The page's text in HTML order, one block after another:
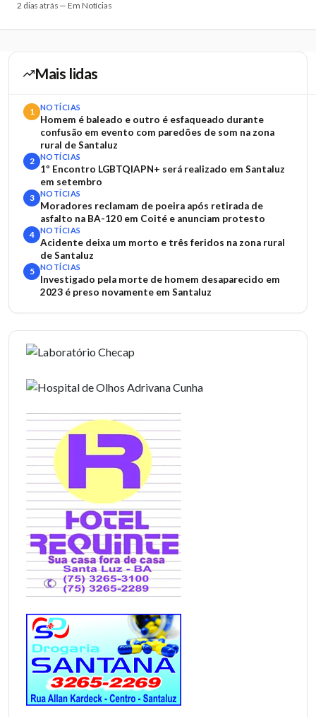
2 dias atrás — Em Notícias
Mais lidas
1 NOTÍCIAS
Homem é baleado e outro é esfaqueado durante
confusão em evento com paredões de som na zona
rural de Santaluz
2 NOTÍCIAS
1º Encontro LGBTQIAPN+ será realizado em Santaluz
em setembro
3 NOTÍCIAS
Moradores reclamam de poeira após retirada de
asfalto na BA-120 em Coité e anunciam protesto
4 NOTÍCIAS
Acidente deixa um morto e três feridos na zona rural
de Santaluz
5 NOTÍCIAS
Investigado pela morte de homem desaparecido em
2023 é preso novamente em Santaluz